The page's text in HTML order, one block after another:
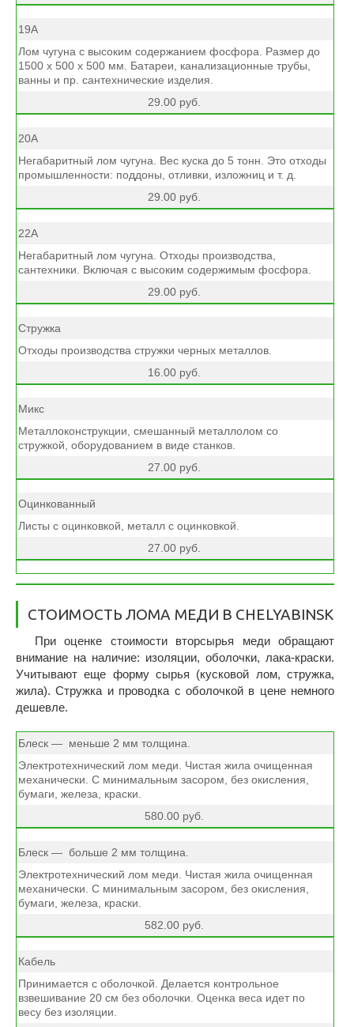
19А
Лом чугуна с высоким содержанием фосфора. Размер до
1500 х 500 х 500 мм. Батареи, канализационные трубы,
ванны и пр. сантехнические изделия.
29.00 руб.
20А
Негабаритный лом чугуна. Вес куска до 5 тонн. Это отходы
промышленности: поддоны, отливки, изложниц и т. д.
29.00 руб.
22А
Негабаритный лом чугуна. Отходы производства,
сантехники. Включая с высоким содержимым фосфора.
29.00 руб.
Стружка
Отходы производства стружки черных металлов.
16.00 руб.
Микс
Металлоконструкции, смешанный металлолом со
стружкой, оборудованием в виде станков.
27.00 руб.
Оцинкованный
Листы с оцинковкой, металл с оцинковкой.
27.00 руб.
CТОИМОСТЬ ЛОМА МЕДИ В CHELYABINSK
При оценке стоимости вторсырья меди обращают
внимание на наличие: изоляции, оболочки, лака-краски.
Учитывают еще форму сырья (кусковой лом, стружка,
жила). Стружка и проводка с оболочкой в цене немного
дешевле.
Блеск — меньше 2 мм толщина.
Электротехнический лом меди. Чистая жила очищенная
механически. С минимальным засором, без окисления,
бумаги, железа, краски.
580.00 руб.
Блеск — больше 2 мм толщина.
Электротехнический лом меди. Чистая жила очищенная
механически. С минимальным засором, без окисления,
бумаги, железа, краски.
582.00 руб.
Кабель
Принимается с оболочкой. Делается контрольное
взвешивание 20 см без оболочки. Оценка веса идет по
весу без изоляции.